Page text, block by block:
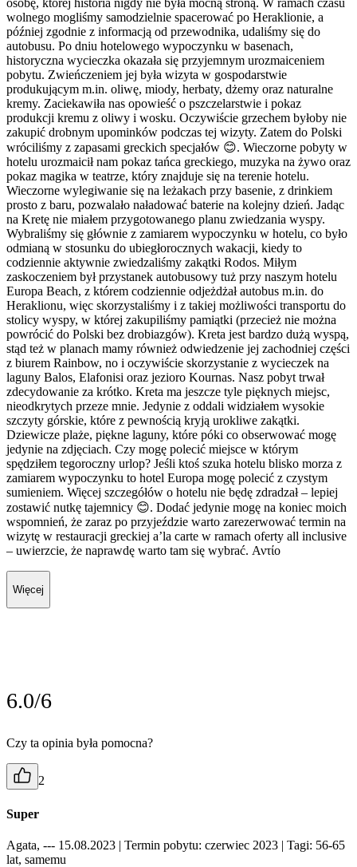
wolnego mogliśmy samodzielnie spacerować po Heraklionie, a
później zgodnie z informacją od przewodnika, udaliśmy się do
autobusu. Po dniu hotelowego wypoczynku w basenach,
historyczna wycieczka okazała się przyjemnym urozmaiceniem
pobytu. Zwieńczeniem jej była wizyta w gospodarstwie
produkującym m.in. oliwę, miody, herbaty, dżemy oraz naturalne
kremy. Zaciekawiła nas opowieść o pszczelarstwie i pokaz
produkcji kremu z oliwy i wosku. Oczywiście grzechem byłoby nie
zakupić drobnym upominków podczas tej wizyty. Zatem do Polski
wróciliśmy z zapasami greckich specjałów 😊. Wieczorne pobyty w
hotelu urozmaicił nam pokaz tańca greckiego, muzyka na żywo oraz
pokaz magika w teatrze, który znajduje się na terenie hotelu.
Wieczorne wylegiwanie się na leżakach przy basenie, z drinkiem
prosto z baru, pozwalało naładować baterie na kolejny dzień. Jadąc
na Kretę nie miałem przygotowanego planu zwiedzania wyspy.
Wybraliśmy się głównie z zamiarem wypoczynku w hotelu, co było
odmianą w stosunku do ubiegłorocznych wakacji, kiedy to
codziennie aktywnie zwiedzaliśmy zakątki Rodos. Miłym
zaskoczeniem był przystanek autobusowy tuż przy naszym hotelu
Europa Beach, z którem codziennie odjeżdżał autobus m.in. do
Heraklionu, więc skorzystaliśmy i z takiej możliwości transportu do
stolicy wyspy, w której zakupiliśmy pamiątki (przecież nie można
powrócić do Polski bez drobiazgów). Kreta jest bardzo dużą wyspą,
stąd też w planach mamy również odwiedzenie jej zachodniej części
z biurem Rainbow, no i oczywiście skorzystanie z wycieczek na
laguny Balos, Elafonisi oraz jezioro Kournas. Nasz pobyt trwał
zdecydowanie za krótko. Kreta ma jeszcze tyle pięknych miejsc,
nieodkrytych przeze mnie. Jedynie z oddali widziałem wysokie
szczyty górskie, które z pewnością kryją urokliwe zakątki.
Dziewicze plaże, piękne laguny, które póki co obserwować mogę
jedynie na zdjęciach. Czy mogę polecić miejsce w którym
spędziłem tegoroczny urlop? Jeśli ktoś szuka hotelu blisko morza z
zamiarem wypoczynku to hotel Europa mogę polecić z czystym
sumieniem. Więcej szczegółów o hotelu nie będę zdradzał – lepiej
zostawić nutkę tajemnicy 😊. Dodać jedynie mogę na koniec moich
wspomnień, że zaraz po przyjeździe warto zarezerwować termin na
wizytę w restauracji greckiej a’la carte w ramach oferty all inclusive
– uwierzcie, że naprawdę warto tam się wybrać. Αντίο
Więcej
6.0/6
Czy ta opinia była pomocna?
2
Super
Agata, --- 15.08.2023 | Termin pobytu: czerwiec 2023 | Tagi: 56-65
lat, samemu